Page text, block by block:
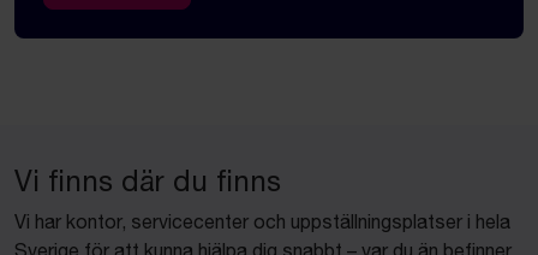
Vi finns där du finns
Vi har kontor, servicecenter och uppställningsplatser i hela
Sverige för att kunna hjälpa dig snabbt – var du än befinner